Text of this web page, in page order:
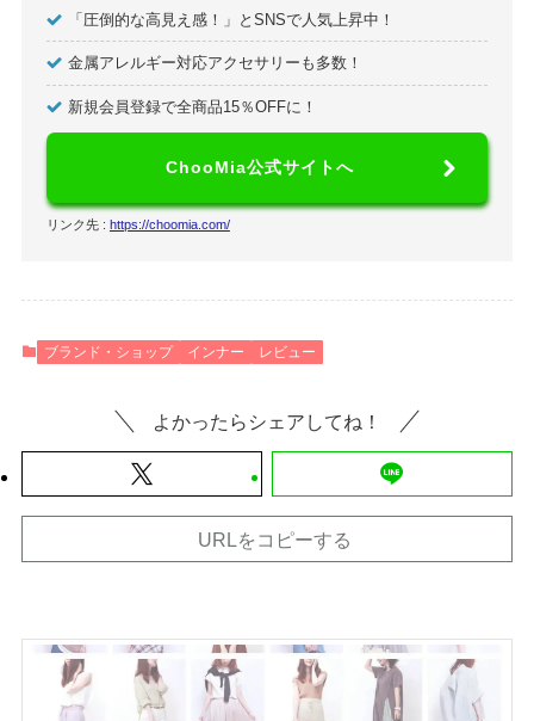
「圧倒的な高見え感！」とSNSで人気上昇中！
金属アレルギー対応アクセサリーも多数！
新規会員登録で全商品15％OFFに！
ChooMia公式サイトへ
リンク先 : https://choomia.com/
ブランド・ショップ インナー レビュー
よかったらシェアしてね！
URLをコピーする